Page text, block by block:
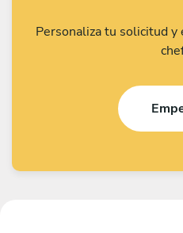
Personaliza tu solicitud y